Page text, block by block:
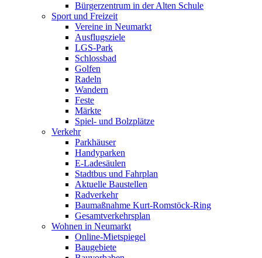
Bürgerzentrum in der Alten Schule
Sport und Freizeit
Vereine in Neumarkt
Ausflugsziele
LGS-Park
Schlossbad
Golfen
Radeln
Wandern
Feste
Märkte
Spiel- und Bolzplätze
Verkehr
Parkhäuser
Handyparken
E-Ladesäulen
Stadtbus und Fahrplan
Aktuelle Baustellen
Radverkehr
Baumaßnahme Kurt-Romstöck-Ring
Gesamtverkehrsplan
Wohnen in Neumarkt
Online-Mietspiegel
Baugebiete